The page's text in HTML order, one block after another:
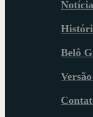
Belô